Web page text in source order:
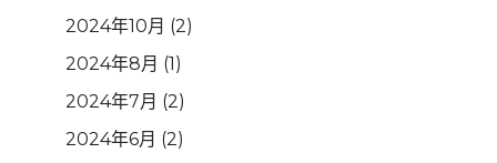
2024年10月 (2)
2024年8月 (1)
2024年7月 (2)
2024年6月 (2)